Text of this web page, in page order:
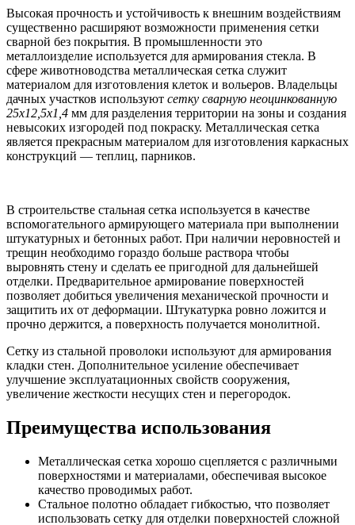
Высокая прочность и устойчивость к внешним воздействиям
существенно расширяют возможности применения сетки
сварной без покрытия. В промышленности это
металлоизделие используется для армирования стекла. В
сфере животноводства металлическая сетка служит
материалом для изготовления клеток и вольеров. Владельцы
дачных участков используют сетку сварную неоцинкованную
25х12,5х1,4 мм для разделения территории на зоны и создания
невысоких изгородей под покраску. Металлическая сетка
является прекрасным материалом для изготовления каркасных
конструкций — теплиц, парников.
В строительстве стальная сетка используется в качестве
вспомогательного армирующего материала при выполнении
штукатурных и бетонных работ. При наличии неровностей и
трещин необходимо гораздо больше раствора чтобы
выровнять стену и сделать ее пригодной для дальнейшей
отделки. Предварительное армирование поверхностей
позволяет добиться увеличения механической прочности и
защитить их от деформации. Штукатурка ровно ложится и
прочно держится, а поверхность получается монолитной.
Сетку из стальной проволоки используют для армирования
кладки стен. Дополнительное усиление обеспечивает
улучшение эксплуатационных свойств сооружения,
увеличение жесткости несущих стен и перегородок.
Преимущества использования
Металлическая сетка хорошо сцепляется с различными
поверхностями и материалами, обеспечивая высокое
качество проводимых работ.
Стальное полотно обладает гибкостью, что позволяет
использовать сетку для отделки поверхностей сложной